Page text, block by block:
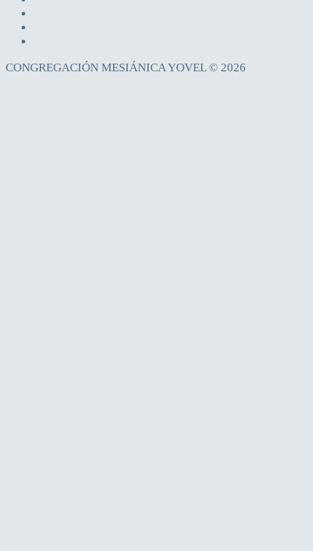
CONGREGACIÓN MESIÁNICA YOVEL © 2026